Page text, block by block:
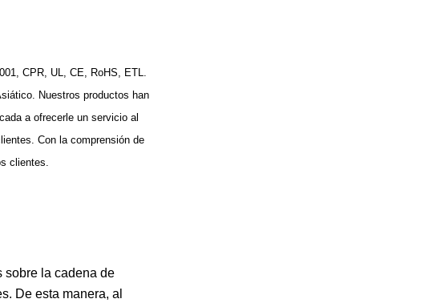
CPR, UL, CE, RoHS, ETL.
Nuestros productos han
a ofrecerle un servicio al
Con la comprensión de
clientes.
sobre la cadena de
De esta manera, al